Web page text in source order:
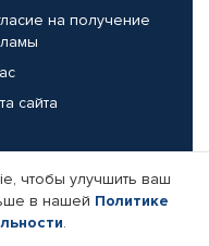
на получение
сайта
компании
чтобы улучшить ваш
в нашей Политике
.